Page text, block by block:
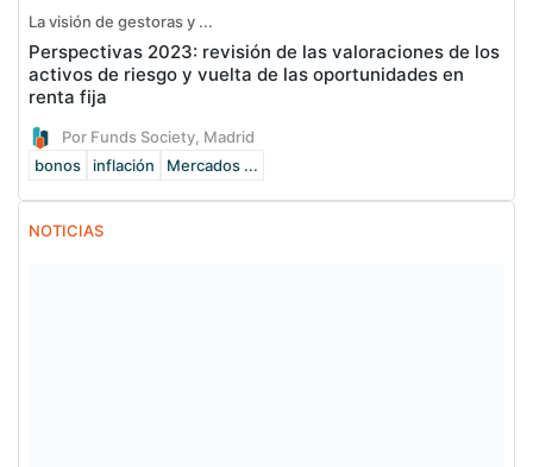
La visión de gestoras y ...
Perspectivas 2023: revisión de las valoraciones de los
activos de riesgo y vuelta de las oportunidades en
renta fija
Por Funds Society, Madrid
bonos
inflación Mercados ...
NOTICIAS